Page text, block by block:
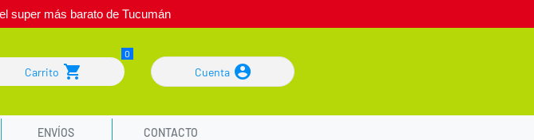
super más barato de Tucumán
Carrito Cuenta
ENVÍOS CONTACTO